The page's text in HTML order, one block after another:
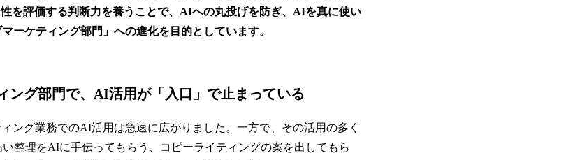
を評価する判断力を養うことで、AIへの丸投げを防ぎ、AIを真に使い
ーケティング部門」への進化を目的としています。
ング部門で、AI活用が「入口」で止まっている
ング業務でのAI活用は急速に広がりました。一方で、その活用の多く
整理をAIに手伝ってもらう、コピーライティングの案を出してもら